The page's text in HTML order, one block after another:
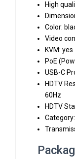
High
Color:
Video
KVM: yes
PoE
USB-C
HDTV
60Hz
HDTV